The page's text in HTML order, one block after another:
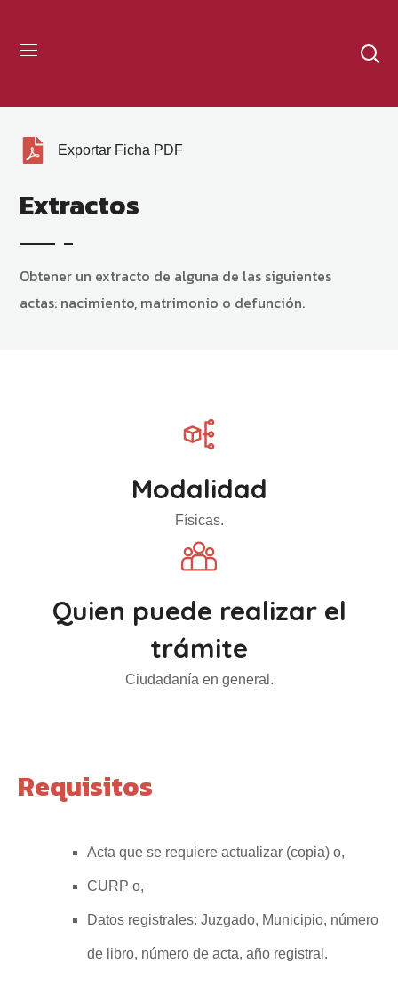
Extractos
Obtener un extracto de alguna de las siguientes
actas: nacimiento, matrimonio o defunción.
Exportar Ficha PDF
Modalidad
Físicas.
Quien puede realizar el
trámite
Ciudadanía en general.
Requisitos
Acta que se requiere actualizar (copia) o,
CURP o,
Datos registrales: Juzgado, Municipio, número
de libro, número de acta, año registral.